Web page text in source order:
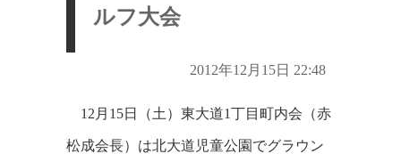
ルフ大会
2012年12月15日 22:48
12月15日（土）東大道1丁目町内会（赤
松成会長）は北大道児童公園でグラウン